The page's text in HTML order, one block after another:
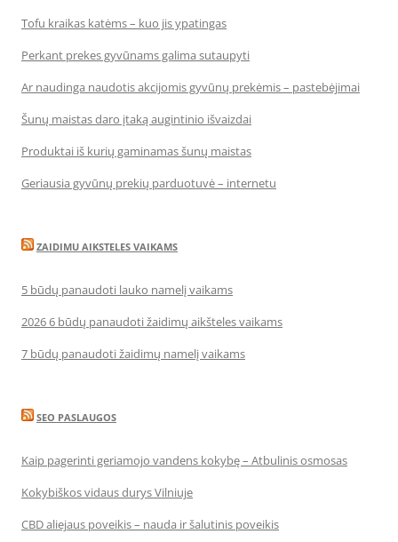
Tofu kraikas katėms – kuo jis ypatingas
Perkant prekes gyvūnams galima sutaupyti
Ar naudinga naudotis akcijomis gyvūnų prekėmis – pastebėjimai
Šunų maistas daro įtaką augintinio išvaizdai
Produktai iš kurių gaminamas šunų maistas
Geriausia gyvūnų prekių parduotuvė – internetu
ZAIDIMU AIKSTELES VAIKAMS
5 būdų panaudoti lauko namelį vaikams
2026 6 būdų panaudoti žaidimų aikšteles vaikams
7 būdų panaudoti žaidimų namelį vaikams
SEO PASLAUGOS
Kaip pagerinti geriamojo vandens kokybę – Atbulinis osmosas
Kokybiškos vidaus durys Vilniuje
CBD aliejaus poveikis – nauda ir šalutinis poveikis